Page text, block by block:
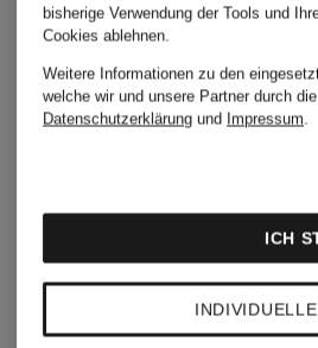
ALBERTO
AMIRI
bisherige Verwendung der Tools und
Cookies ablehnen.
Weitere Informationen zu den
welche wir und unsere Partner durch
Datenschutzerklärung und Impressum.
ICH